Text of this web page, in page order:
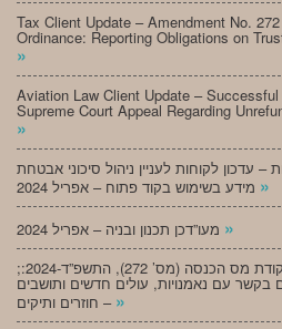
Tax Client Update – Amendment No.
Ordinance: Reporting Obligations on
»
Aviation Law Client Update –
Supreme Court Appeal Regarding
»
– עדכון לקוחות לעניין ניהול סיכוני אבטחת
»
»
;מעו”דכן מיסים – חוק לתיקון פקודת מס הכנסה (מס’ 272), התשפ”ד-2024:
בקשר עם נאמנויות, עולים חדשים ותושבים
חוזרים ותיקים – »